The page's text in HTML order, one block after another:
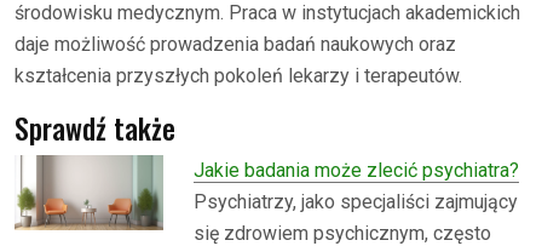
środowisku medycznym. Praca w instytucjach akademickich
daje możliwość prowadzenia badań naukowych oraz
kształcenia przyszłych pokoleń lekarzy i terapeutów.
Sprawdź także
Jakie badania może zlecić psychiatra?
Psychiatrzy, jako specjaliści zajmujący
się zdrowiem psychicznym, często